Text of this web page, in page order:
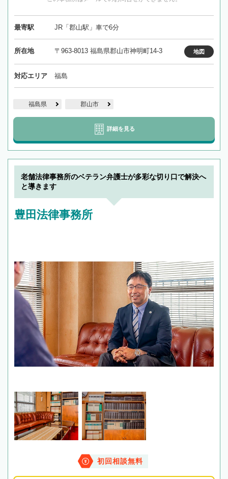
最寄駅 JR「郡山駅」車で6分
所在地 〒963-8013 福島県郡山市神明町14-3 地図
対応エリア 福島
福島県 郡山市
詳細を見る
老舗法律事務所のベテラン弁護士が多彩な切り口で解決へ
と導きます
豊田法律事務所
初回相談無料